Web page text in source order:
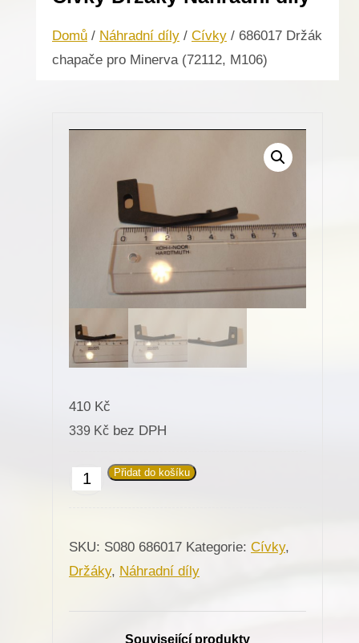
Domů / Náhradní díly / Cívky / 686017 Držák
chapače pro Minerva (72112, M106)
410 Kč
339 Kč bez DPH
686017
pro
Minerva
Přidat do košíku
SKU: S080 686017 Kategorie: Cívky,
Držáky, Náhradní díly
Související produkty